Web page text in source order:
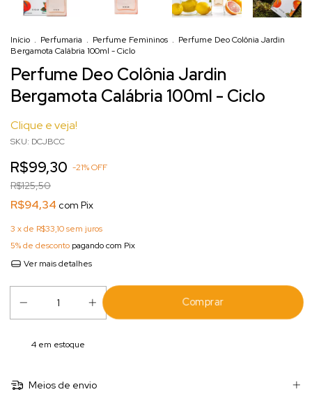
Início . Perfumaria . Perfume Femininos . Perfume Deo Colônia Jardin
Bergamota Calábria 100ml - Ciclo
Perfume Deo Colônia Jardin
Bergamota Calábria 100ml - Ciclo
Clique e veja!
SKU: DCJBCC
R$99,30 -21%OFF
R$125,50
R$94,34 com Pix
3 x de R$33,10sem juros
5% de desconto pagando com Pix
Ver mais detalhes
4 em estoque
Meios de envio